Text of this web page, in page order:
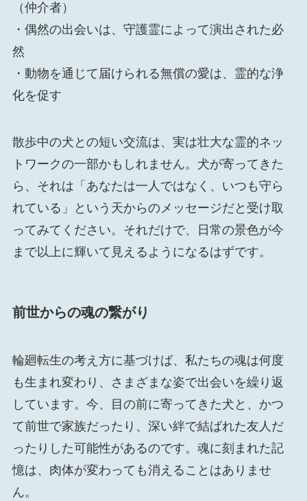
（仲介者）
・偶然の出会いは、守護霊によって演出された必
然
・動物を通じて届けられる無償の愛は、霊的な浄
化を促す
散歩中の犬との短い交流は、実は壮大な霊的ネッ
トワークの一部かもしれません。犬が寄ってきた
ら、それは「あなたは一人ではなく、いつも守ら
れている」という天からのメッセージだと受け取
ってみてください。それだけで、日常の景色が今
まで以上に輝いて見えるようになるはずです。
前世からの魂の繋がり
輪廻転生の考え方に基づけば、私たちの魂は何度
も生まれ変わり、さまざまな姿で出会いを繰り返
しています。今、目の前に寄ってきた犬と、かつ
て前世で家族だったり、深い絆で結ばれた友人だ
ったりした可能性があるのです。魂に刻まれた記
憶は、肉体が変わっても消えることはありませ
ん。